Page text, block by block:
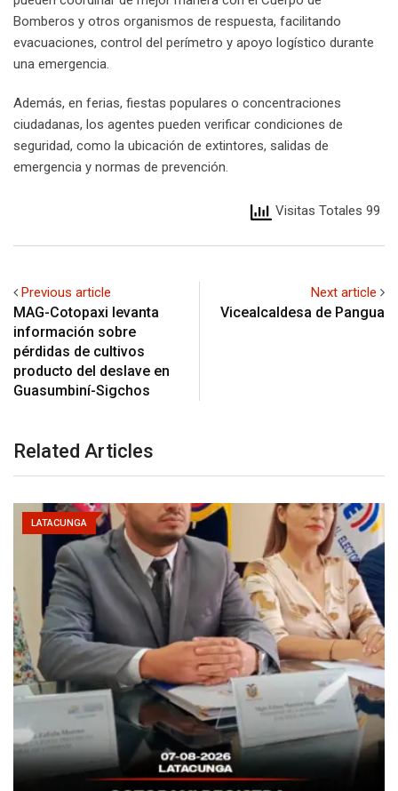
Bomberos y otros organismos de respuesta, facilitando
evacuaciones, control del perímetro y apoyo logístico durante
una emergencia.
Además, en ferias, fiestas populares o concentraciones
ciudadanas, los agentes pueden verificar condiciones de
seguridad, como la ubicación de extintores, salidas de
emergencia y normas de prevención.
Visitas Totales 99
Previous article
MAG-Cotopaxi levanta
información sobre
pérdidas de cultivos
producto del deslave en
Guasumbiní-Sigchos
Next article
Vicealcaldesa de Pangua
Related Articles
LATACUNGA